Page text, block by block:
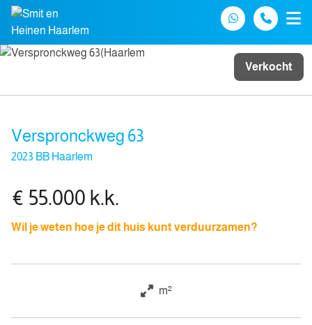
Spring naar inhoud
Verkocht
Verspronckweg 63
2023 BB Haarlem
€ 55.000 k.k.
Wil je weten hoe je dit huis kunt verduurzamen?
m²